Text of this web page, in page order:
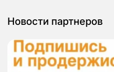
Новости партнеров